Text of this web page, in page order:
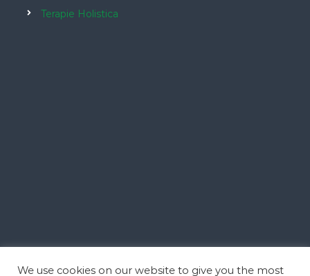
Terapie Holistica
We use cookies on our website to give you the most